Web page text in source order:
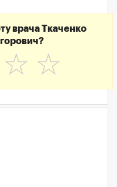
врача Ткаченко
☆
☆